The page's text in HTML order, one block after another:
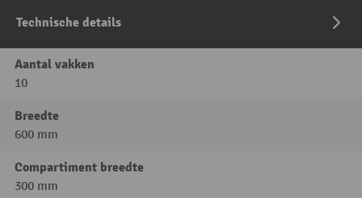
Technische details
Aantal vakken
10
Breedte
600 mm
Compartiment breedte
300 mm